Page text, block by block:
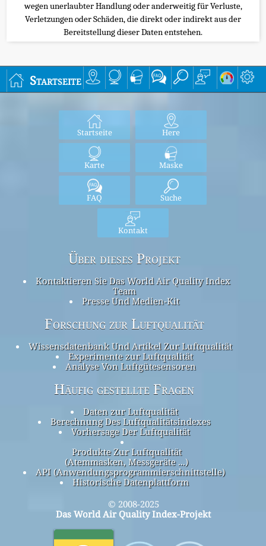
wegen unerlaubter Handlung oder anderweitig für Verluste,
Verletzungen oder Schäden, die direkt oder indirekt aus der
Bereitstellung dieser Daten entstehen.
Startseite
Startseite Here
Karte Maske
FAQ Suche
Kontakt
Über dieses Projekt
Kontaktieren Sie Das World Air Quality Index
Team
Presse Und Medien-Kit
Forschung zur Luftqualität
Wissensdatenbank Und Artikel Zur Luftqualität
Experimente zur Luftqualität
Analyse Von Luftgütesensoren
Häufig gestellte Fragen
Daten zur Luftqualität
Berechnung Des Luftqualitätsindexes
Vorhersage Der Luftqualität
Produkte Zur Luftqualität
(Atemmasken, Messgeräte ...)
API (Anwendungsprogrammierschnittstelle)
Historische Datenplattform
© 2008-2025
Das World Air Quality Index-Projekt